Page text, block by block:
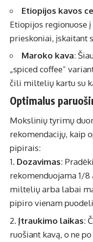
Etiopijos kavos
Etiopijos regionuose
prieskoniai, įskaitant
Maroko kava:
„spiced coffee”
čili miltelių kartu su
Optimalus
Mokslinių tyrimų
rekomendacijų, kaip
pipirais:
Dozavimas:
rekomenduojama 1/
miltelių arba labai
pipiro vienam
Įtraukimo laikas:
ruošiant kavą, o ne